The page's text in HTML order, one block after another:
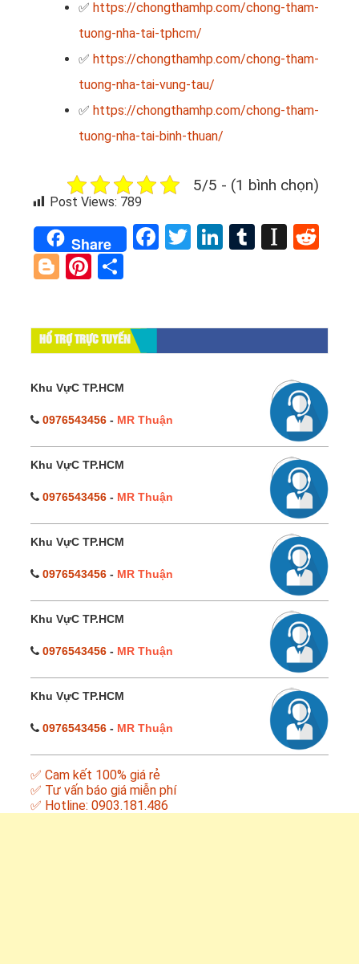
✅ https://chongthamhp.com/chong-tham-
tuong-nha-tai-tphcm/
✅ https://chongthamhp.com/chong-tham-
tuong-nha-tai-vung-tau/
✅ https://chongthamhp.com/chong-tham-
tuong-nha-tai-binh-thuan/
5/5 - (1 bình chọn)
Post Views: 789
Share Facebook
TwitterLinkedIn
Tumblr
BloggerPinterest
HỔ TRỢ TRỰC TUYẾN
Khu VựC TP.HCM
0976543456 - MR Thuận
Khu VựC TP.HCM
0976543456 - MR Thuận
Khu VựC TP.HCM
0976543456 - MR Thuận
Khu VựC TP.HCM
0976543456 - MR Thuận
Khu VựC TP.HCM
0976543456 - MR Thuận
✅ Cam kết 100% giá rẻ
✅ Tư vấn báo giá miễn phí
✅ Hotline: 0903.181.486